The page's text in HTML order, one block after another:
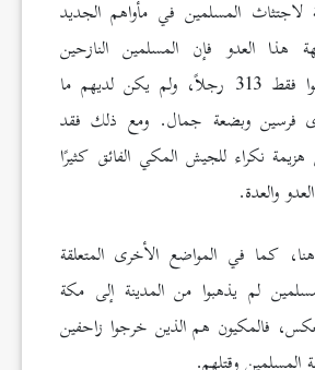
لاجتثاث المسلمين في مأواهم الجديد
هذا العدو فإن المسلمين النازحين
استطاعوا أن يجمعوا فقط 313 رجلاً، ولم يكن لديهم ما
فرسين وبضعة جمال. ومع ذلك فقد
نكراء للجيش المكي الفائق كثيرًا
والعدة.
كما في المواضع الأخرى المتعلقة
لم يذهبوا من المدينة إلى مكة
فالمكيون هم الذين خرجوا زاحفين